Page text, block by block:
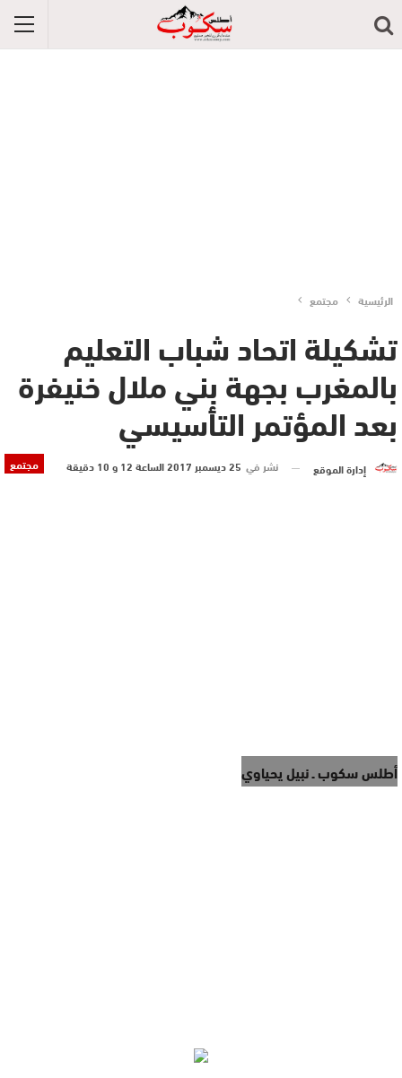
الرئيسية مجتمع
تشكيلة اتحاد شباب التعليم
بالمغرب بجهة بني ملال خنيفرة
بعد المؤتمر التأسيسي
مجتمع إدارة الموقع نشر في 25 ديسمبر 2017 الساعة 12 و 10 دقيقة
أطلس سكوب ـ نبيل يحياوي